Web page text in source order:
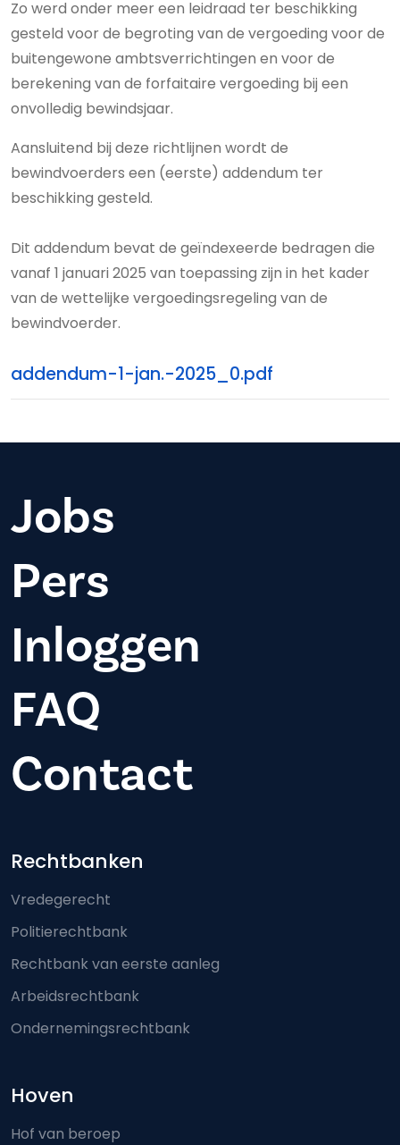
Zo werd onder meer een leidraad ter beschikking
gesteld voor de begroting van de vergoeding voor de
buitengewone ambtsverrichtingen en voor de
berekening van de forfaitaire vergoeding bij een
onvolledig bewindsjaar.
Aansluitend bij deze richtlijnen wordt de
bewindvoerders een (eerste) addendum ter
beschikking gesteld.
Dit addendum bevat de geïndexeerde bedragen die
vanaf 1 januari 2025 van toepassing zijn in het kader
van de wettelijke vergoedingsregeling van de
bewindvoerder.
addendum-1-jan.-2025_0.pdf
Jobs
Pers
Inloggen
FAQ
Contact
Footer-menu
Rechtbanken
Vredegerecht
Politierechtbank
Rechtbank van eerste aanleg
Arbeidsrechtbank
Ondernemingsrechtbank
Hoven
Hof van beroep